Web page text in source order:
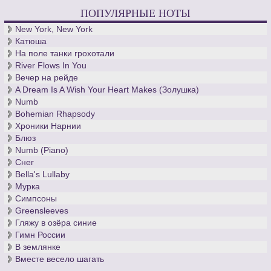
ПОПУЛЯРНЫЕ НОТЫ
New York, New York
Катюша
На поле танки грохотали
River Flows In You
Вечер на рейде
A Dream Is A Wish Your Heart Makes (Золушка)
Numb
Bohemian Rhapsody
Хроники Нарнии
Блюз
Numb (Piano)
Снег
Bella's Lullaby
Мурка
Симпсоны
Greensleeves
Гляжу в озёра синие
Гимн России
В землянке
Вместе весело шагать